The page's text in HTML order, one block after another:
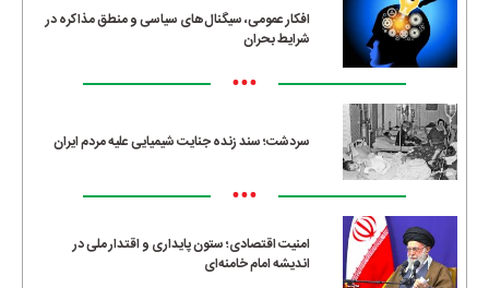
افکار عمومی، سیگنال‌های سیاسی و منطق مذاکره در
شرایط بحران
•••
سردشت؛ سند زنده جنایت شیمیایی علیه مردم ایران
•••
امنیت اقتصادی؛ ستون پایداری و اقتدار ملی در
اندیشه امام خامنه‌ای